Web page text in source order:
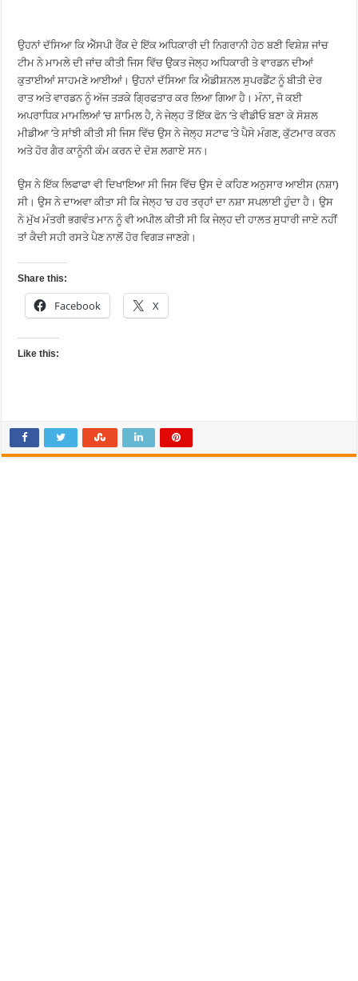
ਉਹਨਾਂ ਦੱਸਿਆ ਕਿ ਐੱਸਪੀ ਰੈਂਕ ਦੇ ਇੱਕ ਅਧਿਕਾਰੀ ਦੀ ਨਿਗਰਾਨੀ ਹੇਠ ਬਣੀ ਵਿਸ਼ੇਸ਼ ਜਾਂਚ
ਟੀਮ ਨੇ ਮਾਮਲੇ ਦੀ ਜਾਂਚ ਕੀਤੀ ਜਿਸ ਵਿੱਚ ਉਕਤ ਜੇਲ੍ਹ ਅਧਿਕਾਰੀ ਤੇ ਵਾਰਡਨ ਦੀਆਂ
ਕੁਤਾਈਆਂ ਸਾਹਮਣੇ ਆਈਆਂ। ਉਹਨਾਂ ਦੱਸਿਆ ਕਿ ਐਡੀਸ਼ਨਲ ਸੁਪਰਡੈਂਟ ਨੂੰ ਬੀਤੀ ਦੇਰ
ਰਾਤ ਅਤੇ ਵਾਰਡਨ ਨੂੰ ਅੱਜ ਤੜਕੇ ਗ੍ਰਿਫਤਾਰ ਕਰ ਲਿਆ ਗਿਆ ਹੈ। ਮੰਨਾ, ਜੋ ਕਈ
ਅਪਰਾਧਿਕ ਮਾਮਲਿਆਂ ’ਚ ਸ਼ਾਮਿਲ ਹੈ, ਨੇ ਜੇਲ੍ਹ ਤੋਂ ਇੱਕ ਫੋਨ ’ਤੇ ਵੀਡੀਓ ਬਣਾ ਕੇ ਸੋਸ਼ਲ
ਮੀਡੀਆ ’ਤੇ ਸਾਂਝੀ ਕੀਤੀ ਸੀ ਜਿਸ ਵਿੱਚ ਉਸ ਨੇ ਜੇਲ੍ਹ ਸਟਾਫ ’ਤੇ ਪੈਸੇ ਮੰਗਣ, ਕੁੱਟਮਾਰ ਕਰਨ
ਅਤੇ ਹੋਰ ਗੈਰ ਕਾਨੂੰਨੀ ਕੰਮ ਕਰਨ ਦੇ ਦੋਸ਼ ਲਗਾਏ ਸਨ।
ਉਸ ਨੇ ਇੱਕ ਲਿਫਾਫਾ ਵੀ ਦਿਖਾਇਆ ਸੀ ਜਿਸ ਵਿੱਚ ਉਸ ਦੇ ਕਹਿਣ ਅਨੁਸਾਰ ਆਈਸ (ਨਸ਼ਾ)
ਸੀ। ਉਸ ਨੇ ਦਾਅਵਾ ਕੀਤਾ ਸੀ ਕਿ ਜੇਲ੍ਹ ’ਚ ਹਰ ਤਰ੍ਹਾਂ ਦਾ ਨਸ਼ਾ ਸਪਲਾਈ ਹੁੰਦਾ ਹੈ। ਉਸ
ਨੇ ਮੁੱਖ ਮੰਤਰੀ ਭਗਵੰਤ ਮਾਨ ਨੂੰ ਵੀ ਅਪੀਲ ਕੀਤੀ ਸੀ ਕਿ ਜੇਲ੍ਹ ਦੀ ਹਾਲਤ ਸੁਧਾਰੀ ਜਾਏ ਨਹੀਂ
ਤਾਂ ਕੈਦੀ ਸਹੀ ਰਸਤੇ ਪੈਣ ਨਾਲੋਂ ਹੋਰ ਵਿਗੜ ਜਾਣਗੇ।
Share this:
Facebook X
Like this: